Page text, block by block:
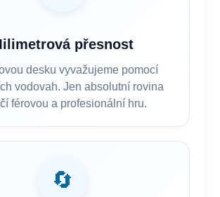
přesnost
desku vyvažujeme pomocí
vodovah. Jen absolutní rovina
férovou a profesionální hru.
🔄